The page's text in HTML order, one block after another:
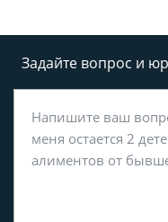
Задайте вопрос и